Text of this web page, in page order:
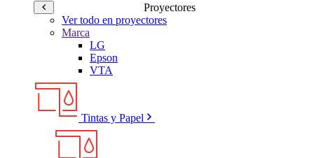
Proyectores
Ver todo en proyectores
Marca
LG
Epson
VTA
Tintas y Papel